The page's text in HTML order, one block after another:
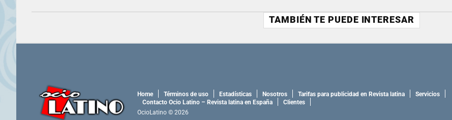
TAMBIÉN TE PUEDE INTERESAR
Home Términos de uso Estadísticas Nosotros Tarifas para publicidad en Revista latina
Servicios
Contacto Ocio Latino – Revista latina en España
Clientes
OcioLatino © 2026